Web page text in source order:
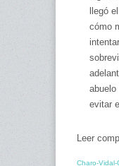
llegó
cómo
abuelo
evitar
Leer
Charo-Vidal-